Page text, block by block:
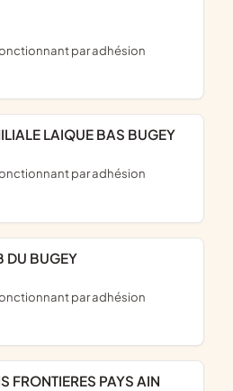
LAIQUE BAS BUGEY
DU BUGEY
FRONTIERES PAYS AIN